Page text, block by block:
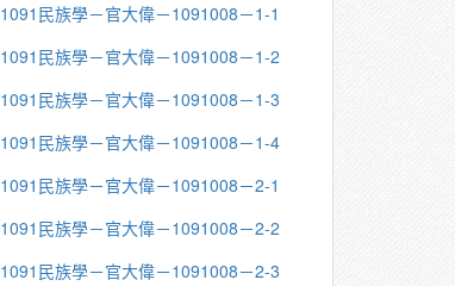
1091民族學－官大偉－1091008－1-1
1091民族學－官大偉－1091008－1-2
1091民族學－官大偉－1091008－1-3
1091民族學－官大偉－1091008－1-4
1091民族學－官大偉－1091008－2-1
1091民族學－官大偉－1091008－2-2
1091民族學－官大偉－1091008－2-3